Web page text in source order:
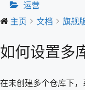
运营
主页
文档 旗舰
如何设置多
在未创建多个仓库下